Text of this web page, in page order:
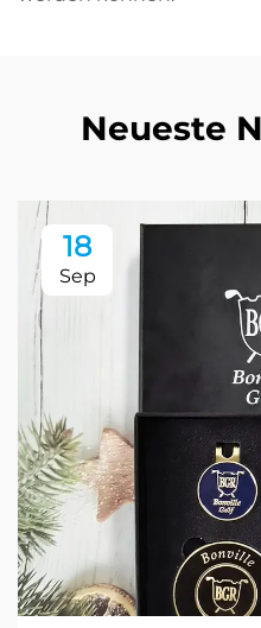
Neueste
18
Sep